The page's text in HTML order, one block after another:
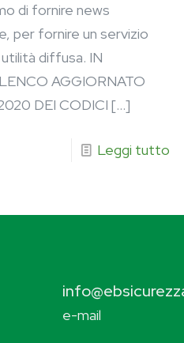
di fornire news
per fornire un servizio
diffusa. IN
AGGIORNATO
DEI CODICI […]
Leggi tutto
e-mail